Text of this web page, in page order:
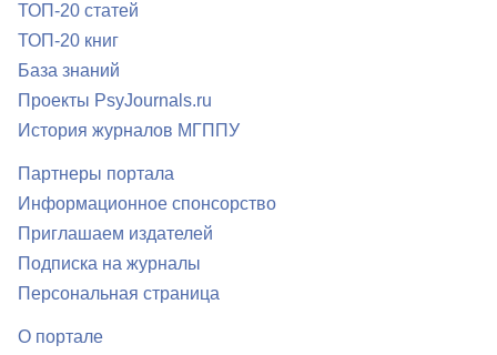
ТОП-20 статей
ТОП-20 книг
База знаний
Проекты PsyJournals.ru
История журналов МГППУ
Партнеры портала
Информационное спонсорство
Приглашаем издателей
Подписка на журналы
Персональная страница
О портале